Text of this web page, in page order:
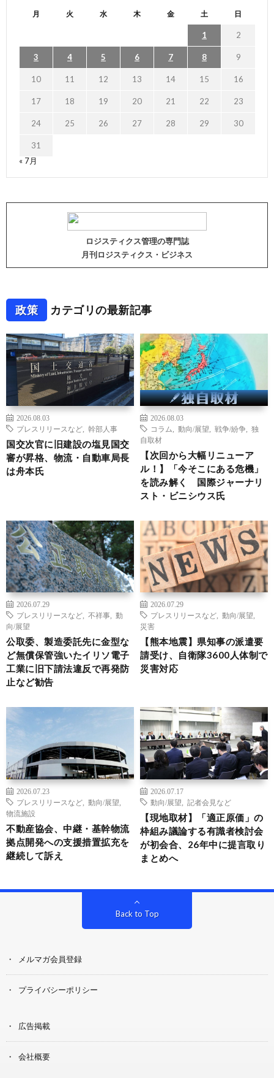
月 火 水 木 金 土 日
1 2
3 4 5 6 7 8 9
10 11 12 13 14 15 16
17 18 19 20 21 22 23
24 25 26 27 28 29 30
31
« 7月
ロジスティクス管理の専門誌
月刊ロジスティクス・ビジネス
政策 カテゴリの最新記事
2026.08.03
プレスリリースなど
幹部人事
国交次官に旧建設の塩見国交
審が昇格、物流・自動車局長
は舟本氏
2026.08.03
コラム
動向/展望 戦争/紛争
独
自取材
【次回から大幅リニューア
ル！】「今そこにある危機」
を読み解く 国際ジャーナリ
スト・ビニシウス氏
2026.07.29
プレスリリースなど
不祥事
動
向/展望
公取委、製造委託先に金型な
ど無償保管強いたイリソ電子
工業に旧下請法違反で再発防
止など勧告
2026.07.29
プレスリリースなど
動向/展望
災害
【熊本地震】県知事の派遣要
請受け、自衛隊3600人体制で
災害対応
2026.07.23
プレスリリースなど
動向/展望
物流施設
不動産協会、中継・基幹物流
拠点開発への支援措置拡充を
継続して訴え
2026.07.17
動向/展望
記者会見など
【現地取材】「適正原価」の
枠組み議論する有識者検討会
が初会合、26年中に提言取り
まとめへ
Back to Top
メルマガ会員登録
プライバシーポリシー
広告掲載
会社概要